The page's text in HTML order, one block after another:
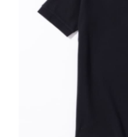
いつでもメール内の